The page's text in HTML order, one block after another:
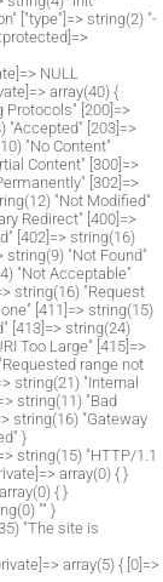
["type"]=> string(2) "-
NULL
array(40) {
Protocols" [200]=>
"Accepted" [203]=>
"No Content"
Content" [300]=>
[302]=>
"Not Modified"
Redirect" [400]=>
[402]=> string(16)
string(9) "Not Found"
"Not Acceptable"
string(16) "Request
[411]=> string(15)
[413]=> string(24)
Too Large" [415]=>
range not
string(21) "Internal
string(11) "Bad
string(16) "Gateway
}
string(15) "HTTP/1.1
array(0) { }
{ }
"" }
"The site is
array(5) { [0]=>